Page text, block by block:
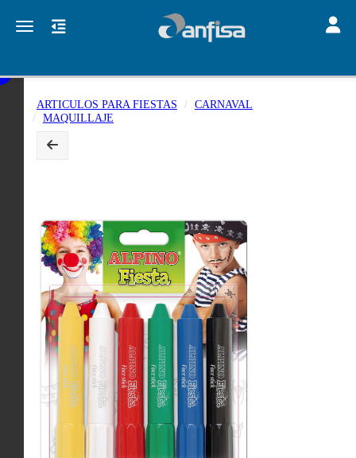
Toggle navigation
ARTICULOS PARA FIESTAS
CARNAVAL
MAQUILLAJE